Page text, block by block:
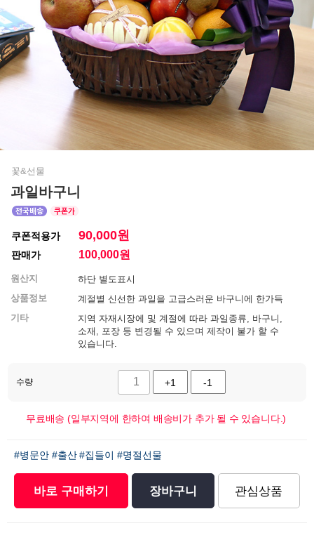
꽃&선물
과일바구니
쿠폰적용가 90,000원
판매가 100,000원
원산지
하단 별도표시
상품정보
계절별 신선한 과일을 고급스러운 바구니에 한가득
기타
지역 자재시장에 및 계절에 따라 과일종류, 바구니,
소재, 포장 등 변경될 수 있으며 제작이 불가 할 수
있습니다.
수량 +1 -1
무료배송 (일부지역에 한하여 배송비가 추가 될 수 있습니다.)
#병문안 #출산 #집들이 #명절선물
바로 구매하기 장바구니 관심상품